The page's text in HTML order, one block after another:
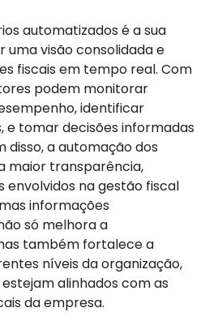
automatizados é a sua
visão consolidada e
fiscais em tempo real. Com
podem monitorar
identificar
e tomar decisões informadas
disso, a automação dos
maior transparência,
envolvidos na gestão fiscal
informações
só melhora a
também fortalece a
níveis da organização,
alinhados com as
da empresa.